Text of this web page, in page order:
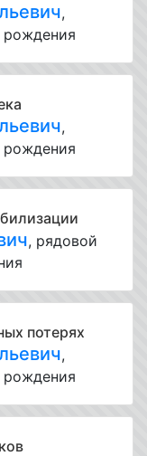
,
рождения
,
рождения
, рядовой
потерях
,
рождения